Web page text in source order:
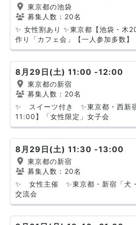
東京都の池袋
募集人数：20名
✨ 女性割あり ✨東京都【池袋・木
作り「カフェ会」【一人参加多数】
8月29日(土) 11:00 -12:00
東京都の新宿
募集人数：20名
✨ スイーツ付き ✨東京都・西新
11:00】「女性限定」女子会
8月29日(土) 11:30 -13:00
東京都の新宿
募集人数：20名
✨ 女性主催 ✨東京都・新宿「犬
交流会